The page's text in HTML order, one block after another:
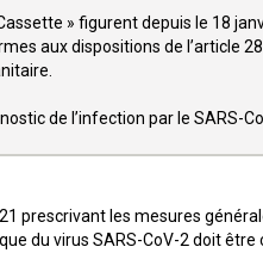
» figurent depuis le 18
aux dispositions de l’article
de l’infection par le SARS-
prescrivant les mesures
du virus SARS-CoV-2 doit être